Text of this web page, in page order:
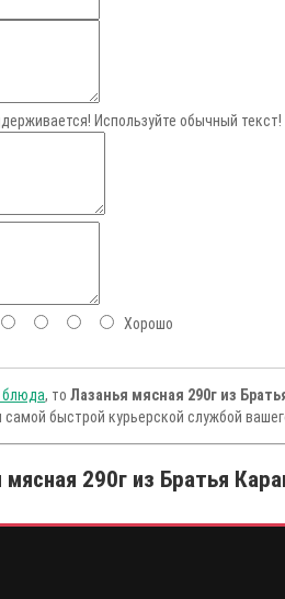
Используйте обычный текст!
Хорошо
блюда, то Лазанья мясная 290г из
быстрой курьерской службой
мясная 290г из Братья